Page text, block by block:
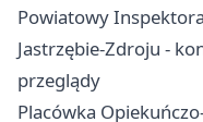
Powiatowy
Jastrzębie-Zdroju -
przeglądy
Placówka